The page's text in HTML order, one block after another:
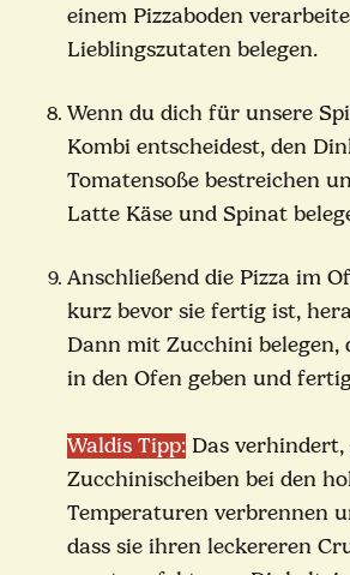
einem Pizzaboden
Lieblingszutaten belegen.
Wenn du dich für unsere
Kombi entscheidest, den
Tomatensoße bestreichen
Latte Käse und Spinat
Anschließend die Pizza im
kurz bevor sie fertig ist,
Dann mit Zucchini belegen,
in den Ofen geben und
Waldis Tipp: Das verhindert,
Zucchinischeiben bei den
Temperaturen verbrennen
dass sie ihren leckereren